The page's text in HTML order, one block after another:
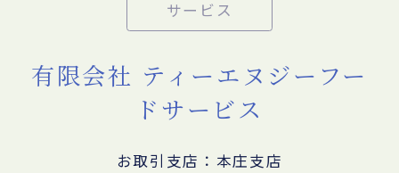
サービス
有限会社 ティーエヌジーフー
ドサービス
お取引支店：本庄支店